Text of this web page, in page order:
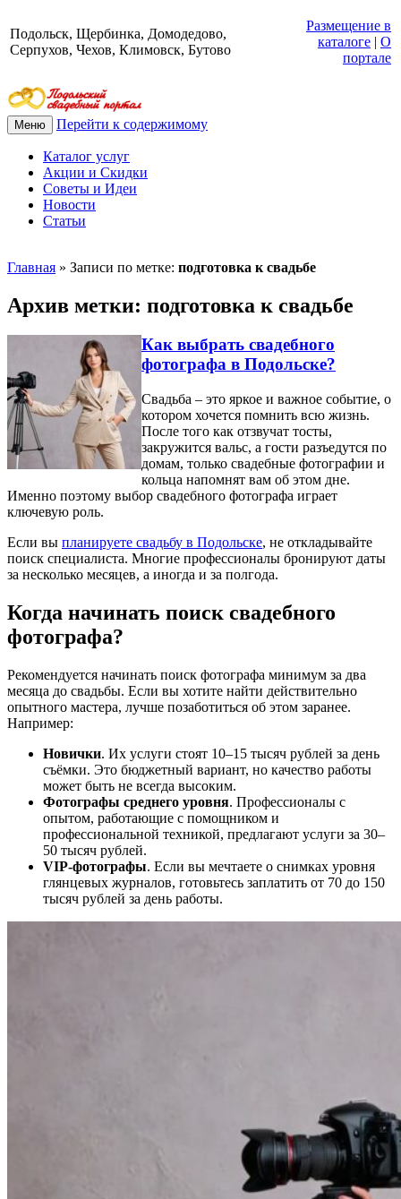
Подольск, Щербинка, Домодедово,
Серпухов, Чехов, Климовск, Бутово
Размещение в
каталоге | О
портале
Меню Перейти к содержимому
Каталог услуг
Акции и Скидки
Советы и Идеи
Новости
Статьи
Главная » Записи по метке: подготовка к свадьбе
Архив метки: подготовка к свадьбе
Как выбрать свадебного
фотографа в Подольске?
Свадьба – это яркое и важное событие, о
котором хочется помнить всю жизнь.
После того как отзвучат тосты,
закружится вальс, а гости разъедутся по
домам, только свадебные фотографии и
кольца напомнят вам об этом дне.
Именно поэтому выбор свадебного фотографа играет
ключевую роль.
Если вы планируете свадьбу в Подольске, не откладывайте
поиск специалиста. Многие профессионалы бронируют даты
за несколько месяцев, а иногда и за полгода.
Когда начинать поиск свадебного
фотографа?
Рекомендуется начинать поиск фотографа минимум за два
месяца до свадьбы. Если вы хотите найти действительно
опытного мастера, лучше позаботиться об этом заранее.
Например:
Новички. Их услуги стоят 10–15 тысяч рублей за день
съёмки. Это бюджетный вариант, но качество работы
может быть не всегда высоким.
Фотографы среднего уровня. Профессионалы с
опытом, работающие с помощником и
профессиональной техникой, предлагают услуги за 30–
50 тысяч рублей.
VIP-фотографы. Если вы мечтаете о снимках уровня
глянцевых журналов, готовьтесь заплатить от 70 до 150
тысяч рублей за день работы.